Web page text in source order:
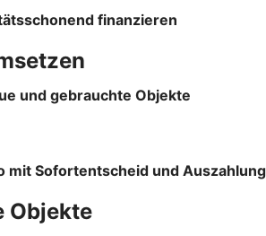
finanzieren
und gebrauchte Objekte
mit Sofortentscheid und
Objekte